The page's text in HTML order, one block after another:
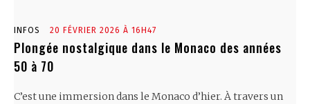
INFOS 20 FÉVRIER 2026 À 16H47
Plongée nostalgique dans le Monaco des années
50 à 70
C’est une immersion dans le Monaco d’hier. À travers un